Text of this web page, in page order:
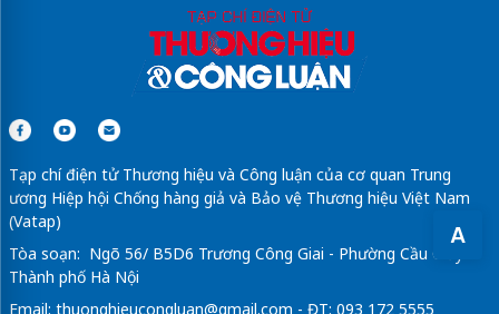
A
Tạp chí điện tử Thương hiệu và Công luận của cơ quan Trung
ương Hiệp hội Chống hàng giả và Bảo vệ Thương hiệu Việt Nam
(Vatap)
Tòa soạn: Ngõ 56/ B5D6 Trương Công Giai - Phường Cầu Giấy -
Thành phố Hà Nội
Email: thuonghieucongluan@gmail.com - ĐT: 093 172 5555